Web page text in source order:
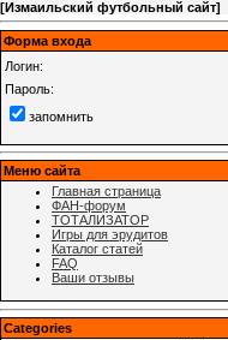
[Измаильский футбольный сайт]
Форма входа
Логин:
Пароль:
запомнить
Меню сайта
Главная страница
ФАН-форум
ТОТАЛИЗАТОР
Игры для эрудитов
Каталог статей
FAQ
Ваши отзывы
Categories